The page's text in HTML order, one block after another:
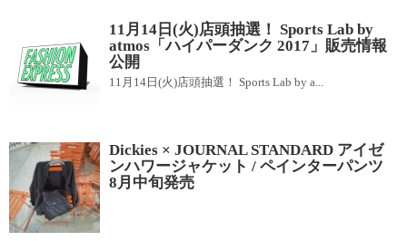
11月14日(火)店頭抽選！ Sports Lab by
atmos「ハイパーダンク 2017」販売情報
公開
11月14日(火)店頭抽選！ Sports Lab by a...
Dickies × JOURNAL STANDARD アイゼ
ンハワージャケット / ペインターパンツ
8月中旬発売